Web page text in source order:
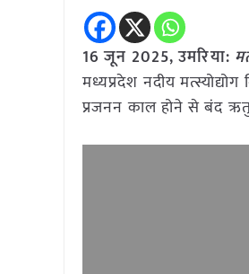
16 जून 2025,उमरिया:
मध्यप्रदेश नदीय
प्रजनन काल होने से बंद ऋतु